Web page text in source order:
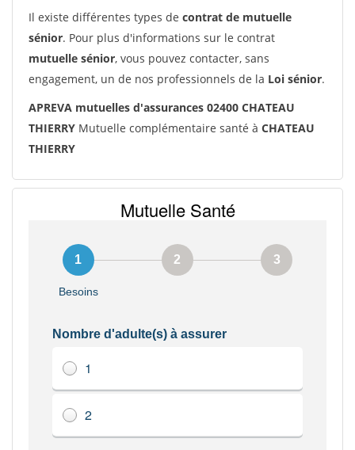
Il existe différentes types de contrat de mutuelle
sénior. Pour plus d'informations sur le contrat
mutuelle sénior, vous pouvez contacter, sans
engagement, un de nos professionnels de la Loi sénior.
APREVA mutuelles d'assurances 02400 CHATEAU
THIERRY Mutuelle complémentaire santé à CHATEAU
THIERRY